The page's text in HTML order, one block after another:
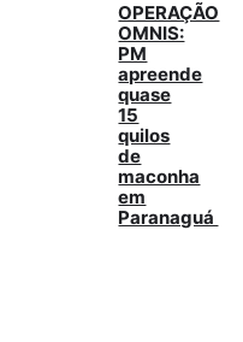
OPERAÇÃO
OMNIS:
PM
apreende
quase
15
quilos
de
maconha
em
Paranaguá